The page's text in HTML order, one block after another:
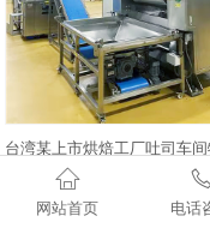

网站首页

电话